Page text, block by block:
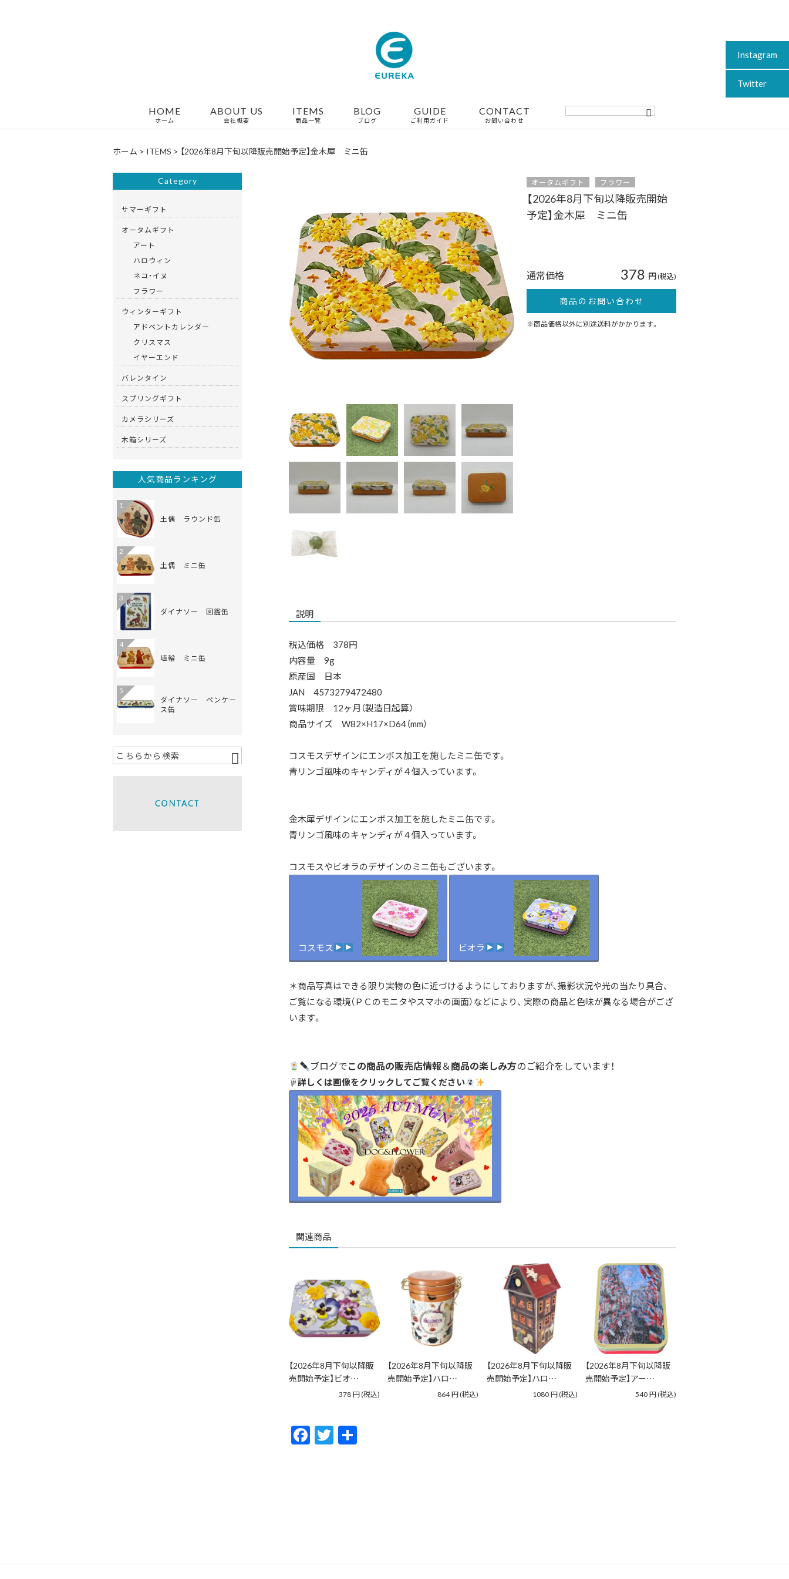
HOME
ホーム
ABOUT US
会社概要
ITEMS
商品一覧
BLOG
ブログ
GUIDE
ご利用ガイド
CONTACT
お問い合わせ
ホーム > ITEMS > 【2026年8月下旬以降販売開始予定】金木犀 ミニ缶
オータムギフト フラワー
【2026年8月下旬以降販売開始
予定】金木犀 ミニ缶
通常価格 378 円(税込)
商品のお問い合わせ
※商品価格以外に別途送料がかかります。
説明
税込価格 378円
内容量 9g
原産国 日本
JAN 4573279472480
賞味期限 12ヶ月（製造日起算）
商品サイズ W82×H17×D64（mm）
コスモスデザインにエンボス加工を施したミニ缶です。
青リンゴ風味のキャンディが４個入っています。
金木犀デザインにエンボス加工を施したミニ缶です。
青リンゴ風味のキャンディが４個入っています。
コスモスやビオラのデザインのミニ缶もございます。
コスモス ビオラ
＊商品写真はできる限り実物の色に近づけるようにしておりますが、撮影状況や光の当たり具合、
ご覧になる環境（ＰＣのモニタやスマホの画面）などにより、 実際の商品と色味が異なる場合がござ
います。
ブログでこの商品の販売店情報＆商品の楽しみ方のご紹介をしています！
☟詳しくは画像をクリックしてご覧ください
関連商品
【2026年8月下旬以降販
売開始予定】ビオ…
378円(税込)
【2026年8月下旬以降販
売開始予定】ハロ…
864円(税込)
【2026年8月下旬以降販
売開始予定】ハロ…
1080円(税込)
【2026年8月下旬以降販
売開始予定】アー…
540円(税込)
F
ac
T
w
Category
サマーギフト
オータムギフト
アート
ハロウィン
ネコ・イヌ
フラワー
ウィンターギフト
アドベントカレンダー
クリスマス
イヤーエンド
バレンタイン
スプリングギフト
カメラシリーズ
木箱シリーズ
人気商品ランキング
土偶 ラウンド缶
1
土偶 ミニ缶
2
ダイナソー 図鑑缶
3
埴輪 ミニ缶
4
ダイナソー ペンケー
ス缶
5
Instagram
Twitter